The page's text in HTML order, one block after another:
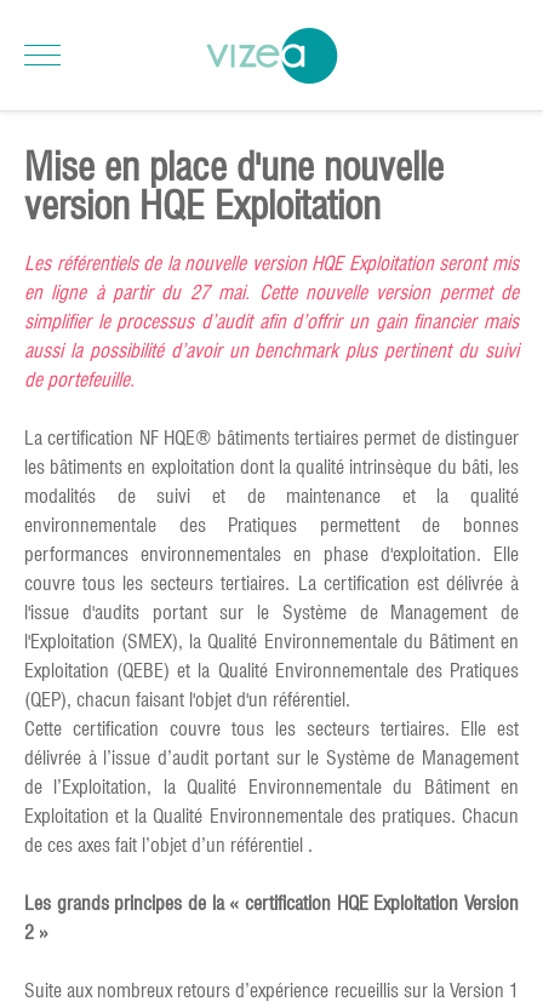
Mise en place d'une nouvelle
version HQE Exploitation
Les référentiels de la nouvelle version HQE Exploitation seront mis
en ligne à partir du 27 mai. Cette nouvelle version permet de
simplifier le processus d’audit afin d’offrir un gain financier mais
aussi la possibilité d’avoir un benchmark plus pertinent du suivi
de portefeuille.
La certification NF HQE® bâtiments tertiaires permet de distinguer
les bâtiments en exploitation dont la qualité intrinsèque du bâti, les
modalités de suivi et de maintenance et la qualité
environnementale des Pratiques permettent de bonnes
performances environnementales en phase d'exploitation. Elle
couvre tous les secteurs tertiaires. La certification est délivrée à
l'issue d'audits portant sur le Système de Management de
l'Exploitation (SMEX), la Qualité Environnementale du Bâtiment en
Exploitation (QEBE) et la Qualité Environnementale des Pratiques
(QEP), chacun faisant l'objet d'un référentiel.
Cette certification couvre tous les secteurs tertiaires. Elle est
délivrée à l’issue d’audit portant sur le Système de Management
de l’Exploitation, la Qualité Environnementale du Bâtiment en
Exploitation et la Qualité Environnementale des pratiques. Chacun
de ces axes fait l’objet d’un référentiel .
Les grands principes de la « certification HQE Exploitation Version
2 »
Suite aux nombreux retours d’expérience recueillis sur la Version 1